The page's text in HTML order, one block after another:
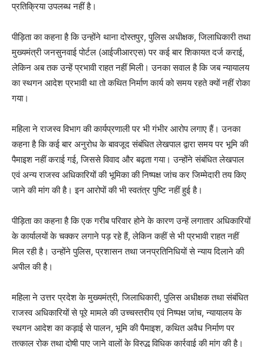
प्रतिक्रिया उपलब्ध नहीं है।
पीड़िता का कहना है कि उन्होंने थाना दोस्तपुर, पुलिस अधीक्षक, जिलाधिकारी तथा
मुख्यमंत्री जनसुनवाई पोर्टल (आईजीआरएस) पर कई बार शिकायत दर्ज कराई,
लेकिन अब तक उन्हें प्रभावी राहत नहीं मिली। उनका सवाल है कि जब न्यायालय
का स्थगन आदेश प्रभावी था तो कथित निर्माण कार्य को समय रहते क्यों नहीं रोका
गया।
महिला ने राजस्व विभाग की कार्यप्रणाली पर भी गंभीर आरोप लगाए हैं। उनका
कहना है कि कई बार अनुरोध के बावजूद संबंधित लेखपाल द्वारा समय पर भूमि की
पैमाइश नहीं कराई गई, जिससे विवाद और बढ़ता गया। उन्होंने संबंधित लेखपाल
एवं अन्य राजस्व अधिकारियों की भूमिका की निष्पक्ष जांच कर जिम्मेदारी तय किए
जाने की मांग की है। इन आरोपों की भी स्वतंत्र पुष्टि नहीं हुई है।
पीड़िता का कहना है कि एक गरीब परिवार होने के कारण उन्हें लगातार अधिकारियों
के कार्यालयों के चक्कर लगाने पड़ रहे हैं, लेकिन कहीं से भी प्रभावी राहत नहीं
मिल रही है। उन्होंने पुलिस, प्रशासन तथा जनप्रतिनिधियों से न्याय दिलाने की
अपील की है।
महिला ने उत्तर प्रदेश के मुख्यमंत्री, जिलाधिकारी, पुलिस अधीक्षक तथा संबंधित
राजस्व अधिकारियों से पूरे मामले की उच्चस्तरीय एवं निष्पक्ष जांच, न्यायालय के
स्थगन आदेश का कड़ाई से पालन, भूमि की पैमाइश, कथित अवैध निर्माण पर
तत्काल रोक तथा दोषी पाए जाने वालों के विरुद्ध विधिक कार्रवाई की मांग की है।